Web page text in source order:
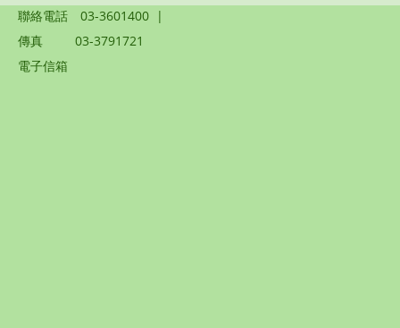
聯絡電話
03-3601400 |
傳真
03-3791721
電子信箱